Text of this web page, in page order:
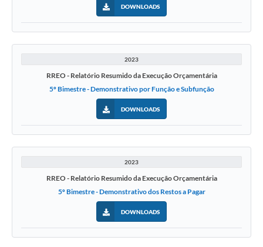
DOWNLOADS
2023
RREO - Relatório Resumido da Execução Orçamentária
5º Bimestre - Demonstrativo por Função e Subfunção
DOWNLOADS
2023
RREO - Relatório Resumido da Execução Orçamentária
5º Bimestre - Demonstrativo dos Restos a Pagar
DOWNLOADS